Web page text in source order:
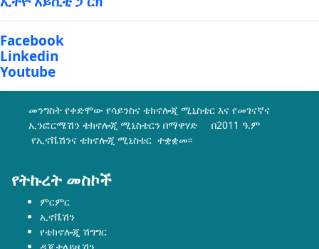
Facebook
Linkedin
Youtube
መንግስት የቀድሞው የሳይንስና ቴክኖሎጂ ሚኒስቴር እና የመገናኛና
ኢንፎርሜሽን ቴክኖሎጂ ሚኒስቴርን በማዋሃድ በ2011 ዓ.ም
የኢኖቬሽንና ቴክኖሎጂ ሚኒስቴር ተቋቋመ፡፡
የትኩረት መስኮች
ምርምር
ኢኖቬሽን
የቴክኖሎጂ ሽግግር